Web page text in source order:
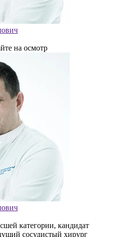
на осмотр
категории, кандидат
сосудистый хирург